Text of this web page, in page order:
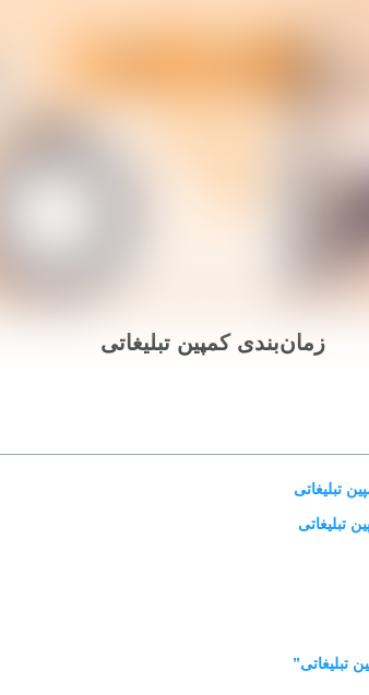
زمان‌بندی کمپین تبلیغاتی
تبلیغاتی
تبلیغاتی